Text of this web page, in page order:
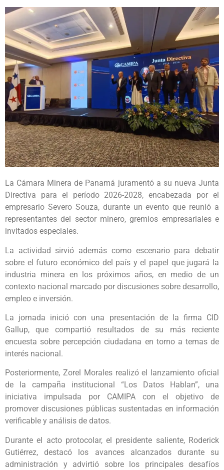
La Cámara Minera de Panamá juramentó a su nueva Junta
Directiva para el período 2026-2028, encabezada por el
empresario Severo Souza, durante un evento que reunió a
representantes del sector minero, gremios empresariales e
invitados especiales.
La actividad sirvió además como escenario para debatir
sobre el futuro económico del país y el papel que jugará la
industria minera en los próximos años, en medio de un
contexto nacional marcado por discusiones sobre desarrollo,
empleo e inversión.
La jornada inició con una presentación de la firma CID
Gallup, que compartió resultados de su más reciente
encuesta sobre percepción ciudadana en torno a temas de
interés nacional.
Posteriormente, Zorel Morales realizó el lanzamiento oficial
de la campaña institucional “Los Datos Hablan”, una
iniciativa impulsada por CAMIPA con el objetivo de
promover discusiones públicas sustentadas en información
verificable y análisis de datos.
Durante el acto protocolar, el presidente saliente, Roderick
Gutiérrez, destacó los avances alcanzados durante su
administración y advirtió sobre los principales desafíos